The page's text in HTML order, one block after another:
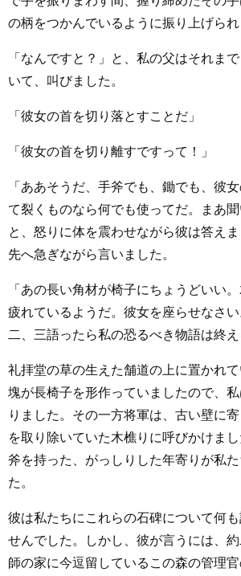
の柄をつかんでいるように振り上げられ
「なんですと？」と、私の父はそれま
いて、叫びました。
「彼女の首を切り落とすことだ」
「彼女の首を切り離すですって！」
「ああそうだ、手斧でも、鋤でも、彼
て裂くものなら何でも使ってだ。まあ聞
と、怒りに体を震わせながら彼は答え
先へ急ぎながら言いました。
「あの長い角材が椅子にちょうどいい
疲れているようだ。彼女を座らせなさ
二、三語ったら私の恐るべき物語は終え
礼拝堂の草の生えた舗道の上に置かれ
塊が長椅子を形作っていましたので、
りました。その一方将軍は、古い壁に
を取り除いていた木樵りに呼びかけま
斧を持った、がっしりした年寄りが私
た。
彼は私たちにこれらの石碑について何
せんでした。しかし、彼が言うには、
師の家に今逗留しているこの森の管理